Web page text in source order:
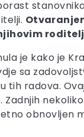
je kako je
sa
tih radova.
obnovljen